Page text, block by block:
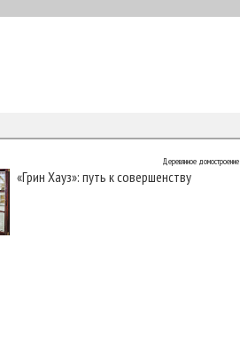
Деревянное домостроение
«Грин Хауз»: путь к совершенству